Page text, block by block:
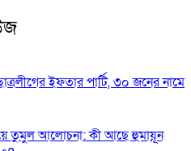
ইফতার পার্টি, ৩০ জনের নামে
তুমুল আলোচনা: কী আছে হুমায়ূন